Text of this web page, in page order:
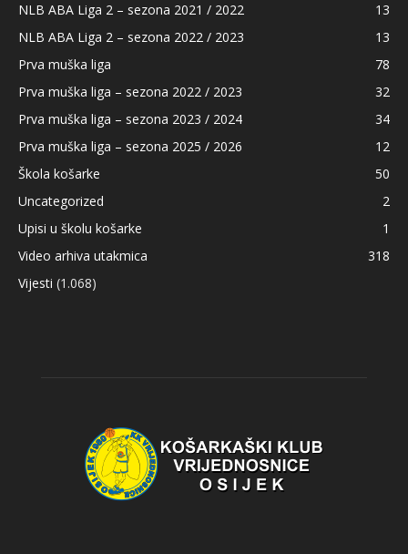
NLB ABA Liga 2 – sezona 2021 / 2022
13
NLB ABA Liga 2 – sezona 2022 / 2023
13
Prva muška liga
78
Prva muška liga – sezona 2022 / 2023
32
Prva muška liga – sezona 2023 / 2024
34
Prva muška liga – sezona 2025 / 2026
12
Škola košarke
50
Uncategorized
2
Upisi u školu košarke
1
Video arhiva utakmica
318
Vijesti (1.068)